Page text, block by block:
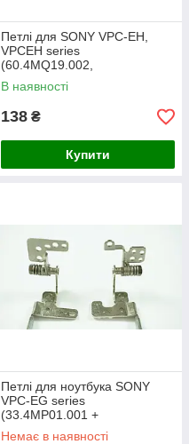
Петлі для SONY VPC-EH,
VPCEH series
(60.4MQ19.002,
60.4MQ18.002) (Ліва + права)
В наявності
138 ₴
Купити
Петлі для ноутбука SONY
VPC-EG series
(33.4MP01.001 +
33.4MP02.001) (ліва+права)
Немає в наявності